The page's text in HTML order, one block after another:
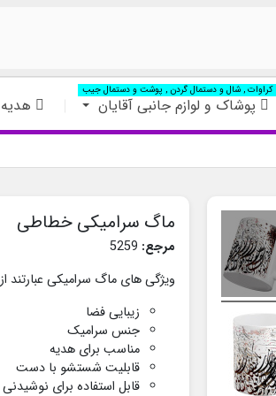
پوشاک و لوازم جانبی آقایان
کراوات , شال و دستمال گردن , پوشت و دستمال جیب
ماگ سرامیکی خطاطی
مرجع:
ویژگی های ماگ سرامیکی عبارتند
زیبایی فضا
جنس سرامیک
مناسب برای هدیه
قابلیت شستشو با دست
قابل استفاده برای